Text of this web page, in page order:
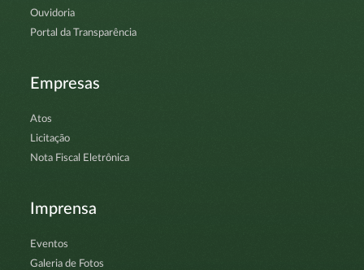
Ouvidoria
Portal da Transparência
Empresas
Atos
Licitação
Nota Fiscal Eletrônica
Imprensa
Eventos
Galeria de Fotos